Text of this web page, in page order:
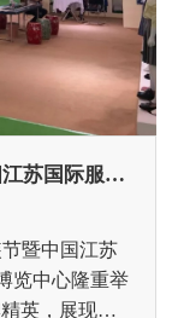
【亮点】大唐“可爱滴”校服——亮相江苏国际服装节
暨中国江苏
览中心隆重举
英，展现时